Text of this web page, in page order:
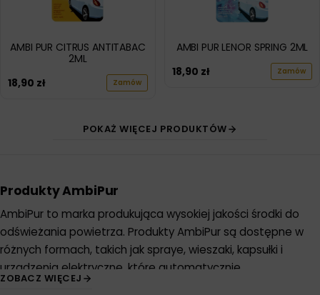
AMBI PUR CITRUS ANTITABAC
2ML
18,90 zł Zamów
AMBI PUR LENOR SPRING 2ML
18,90 zł Zamów
POKAŻ WIĘCEJ PRODUKTÓW
Produkty AmbiPur
AmbiPur to marka produkująca wysokiej jakości środki do
odświeżania powietrza. Produkty AmbiPur są dostępne w
różnych formach, takich jak spraye, wieszaki, kapsułki i
urządzenia elektryczne, które automatycznie
rozprzestrzeniają zapachy w pomieszczeniach. Idealne
ZOBACZ WIĘCEJ